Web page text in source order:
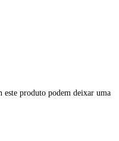
este produto podem deixar uma